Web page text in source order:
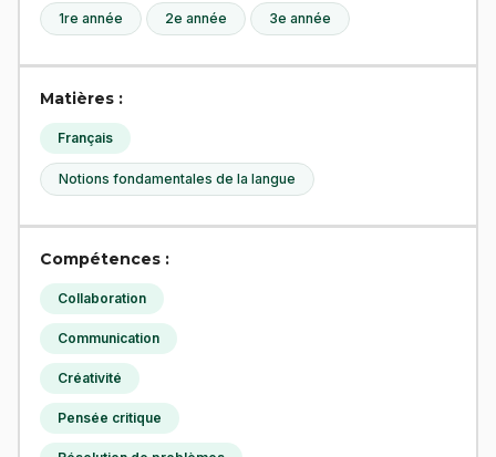
1re année 2e année 3e année
Matières :
Français
Notions fondamentales de la langue
Compétences :
Collaboration
Communication
Créativité
Pensée critique